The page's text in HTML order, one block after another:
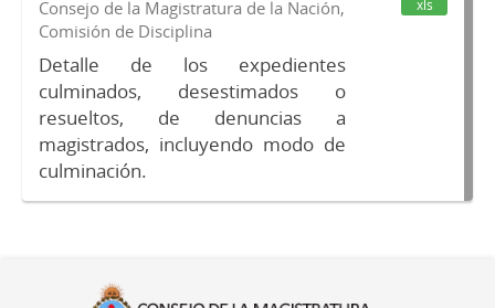
Consejo de la Magistratura de la Nación,
Comisión de Disciplina
Detalle de los expedientes
culminados, desestimados o
resueltos, de denuncias a
magistrados, incluyendo modo de
culminación.
xls